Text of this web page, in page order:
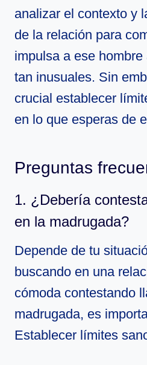
analizar el contexto y
de la relación para
impulsa a ese
tan inusuales. Sin
crucial establecer
en lo que esperas de
Preguntas
1. ¿Debería
en la madrugada?
Depende de tu
buscando en una
cómoda contestando
madrugada, es
Establecer límites